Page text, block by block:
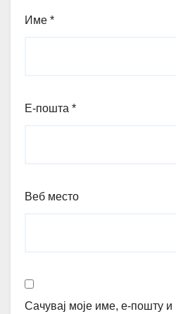
Име *
Е-пошта *
Веб место
Сачувај моје име, е-пошту